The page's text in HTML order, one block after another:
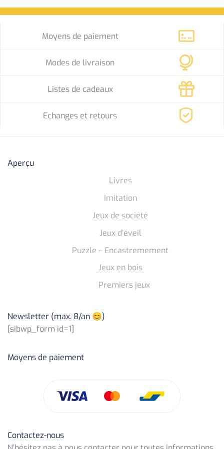
Moyens de paiement
Modes de livraison
Listes de cadeaux
Echanges et retours
Aperçu
Livres
Imitation
Jeux de société
Jeux d’éveil
Puzzle – Encastremement
Jeux en bois
Premiers jeux
Newsletter (max. 8/an 😊)
[sibwp_form id=1]
Moyens de paiement
Contactez-nous